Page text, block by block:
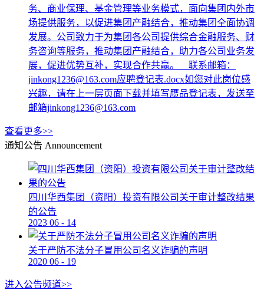
务、商业保理、基金管理等业务模式，面向集团内外市
场提供服务，以促进集团产融结合，推动集团全面协调
发展。公司致力于为集团各公司提供综合金融服务、财
务咨询等服务，推动集团产融结合，助力各公司业务发
展，促进优势互补，实现合作共赢。 联系邮箱：
jinkong1236@163.com应聘登记表.docx如您对此岗位感
兴趣，请在上一层页面下载并填写赝品登记表，发送至
邮箱jinkong1236@163.com
查看更多>>
通知公告 Announcement
四川华西集团（资阳）投资有限公司关于审计整改结果
的公告
2023 06 - 14
关于严防不法分子冒用公司名义诈骗的声明
2020 06 - 19
进入公告频道>>